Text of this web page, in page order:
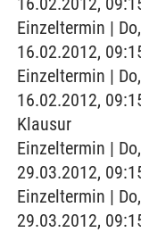
Einzeltermin |
16.02.2012,
Einzeltermin |
16.02.2012,
Klausur
Einzeltermin |
29.03.2012,
Einzeltermin |
29.03.2012,